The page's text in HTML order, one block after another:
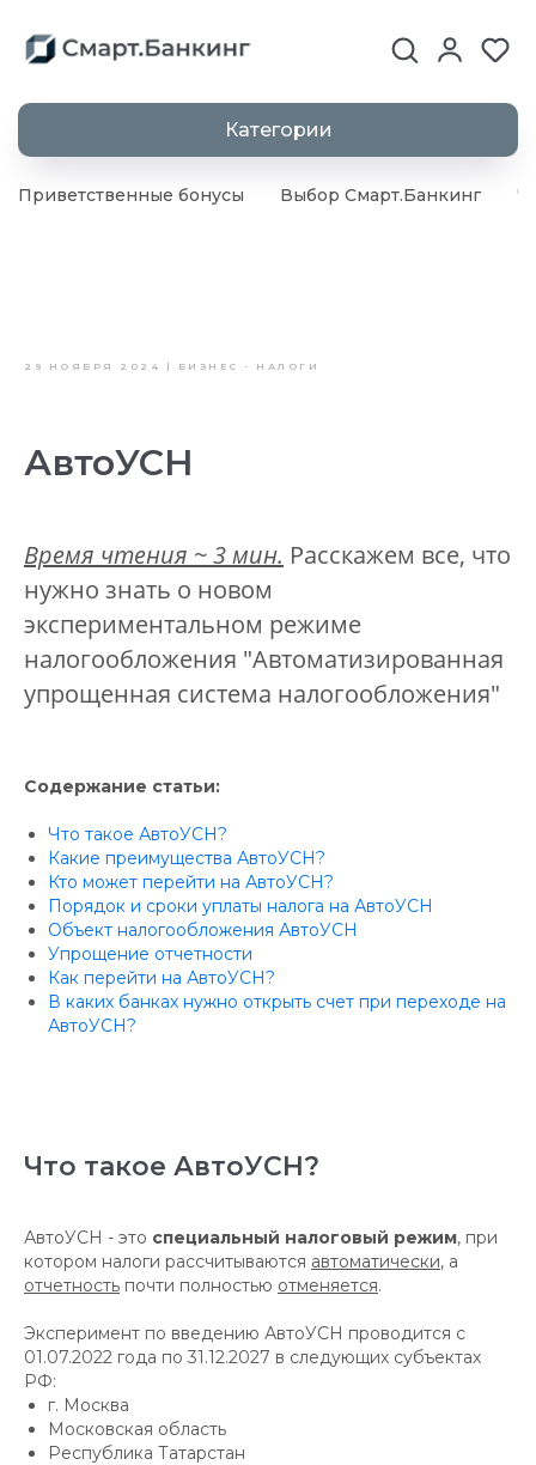
Категории
Приветственные бонусы Выбор Смарт.Банкинг
29 НОЯБРЯ 2024 | БИЗНЕС - НАЛОГИ
АвтоУСН
Время чтения ~ 3 мин. Расскажем все, что
нужно знать о новом
экспериментальном режиме
налогообложения "Автоматизированная
упрощенная система налогообложения"
Содержание статьи:
Что такое АвтоУСН?
Какие преимущества АвтоУСН?
Кто может перейти на АвтоУСН?
Порядок и сроки уплаты налога на АвтоУСН
Объект налогообложения АвтоУСН
Упрощение отчетности
Как перейти на АвтоУСН?
В каких банках нужно открыть счет при переходе на
АвтоУСН?
Что такое АвтоУСН?
АвтоУСН - это специальный налоговый режим, при
котором налоги рассчитываются автоматически, а
отчетность почти полностью отменяется.
Эксперимент по введению АвтоУСН проводится с
01.07.2022 года по 31.12.2027 в следующих субъектах
РФ:
г. Москва
Московская область
Республика Татарстан